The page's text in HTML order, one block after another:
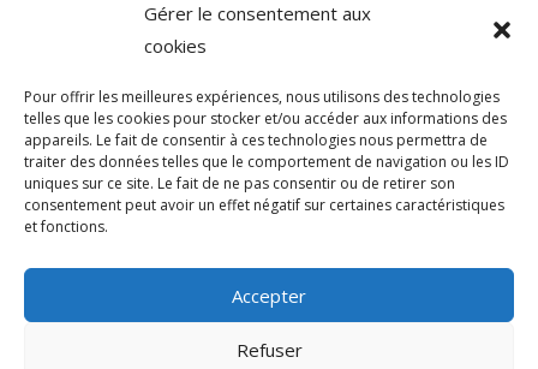
Gérer le consentement aux
cookies
Pour offrir les meilleures expériences, nous utilisons des technologies
telles que les cookies pour stocker et/ou accéder aux informations des
appareils. Le fait de consentir à ces technologies nous permettra de
traiter des données telles que le comportement de navigation ou les ID
uniques sur ce site. Le fait de ne pas consentir ou de retirer son
consentement peut avoir un effet négatif sur certaines caractéristiques
et fonctions.
Accepter
Refuser
Direction de l'information légale et administrative
comarquage developpé par